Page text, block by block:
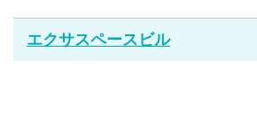
エクサスペースビル